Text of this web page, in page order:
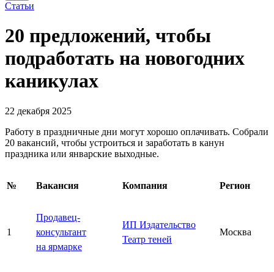
Статьи
20 предложений, чтобы
подработать на новогодних
каникулах
22 декабря 2025
Работу в праздничные дни могут хорошо оплачивать. Собрали
20 вакансий, чтобы устроиться и заработать в канун
праздника или январские выходные.
№ Вакансия Компания Регион
1
Продавец-
консультант
на ярмарке
ИП Издательство
Театр теней
Москва